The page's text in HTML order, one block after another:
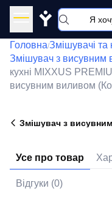
Y
Головна/Змішувачі та
Змішувач з висувним
кухні MIXXUS
висувним виливом
Змішувач з
Усе про товар
Відгуки (0)